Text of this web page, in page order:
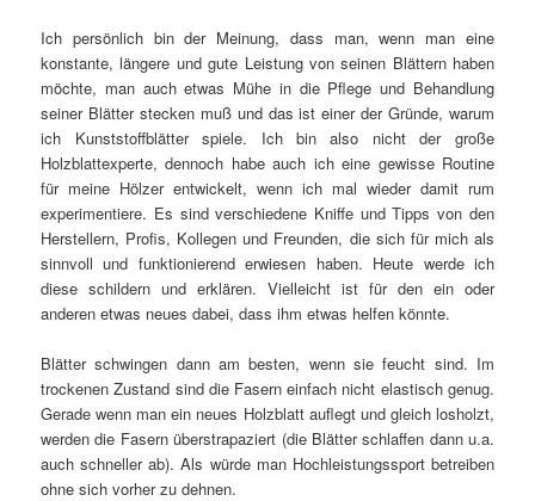
Ich persönlich bin der Meinung, dass man, wenn man eine
konstante, längere und gute Leistung von seinen Blättern haben
möchte, man auch etwas Mühe in die Pflege und Behandlung
seiner Blätter stecken muß und das ist einer der Gründe, warum
ich Kunststoffblätter spiele. Ich bin also nicht der große
Holzblattexperte, dennoch habe auch ich eine gewisse Routine
für meine Hölzer entwickelt, wenn ich mal wieder damit rum
experimentiere. Es sind verschiedene Kniffe und Tipps von den
Herstellern, Profis, Kollegen und Freunden, die sich für mich als
sinnvoll und funktionierend erwiesen haben. Heute werde ich
diese schildern und erklären. Vielleicht ist für den ein oder
anderen etwas neues dabei, dass ihm etwas helfen könnte.
Blätter schwingen dann am besten, wenn sie feucht sind. Im
trockenen Zustand sind die Fasern einfach nicht elastisch genug.
Gerade wenn man ein neues Holzblatt auflegt und gleich losholzt,
werden die Fasern überstrapaziert (die Blätter schlaffen dann u.a.
auch schneller ab). Als würde man Hochleistungssport betreiben
ohne sich vorher zu dehnen.